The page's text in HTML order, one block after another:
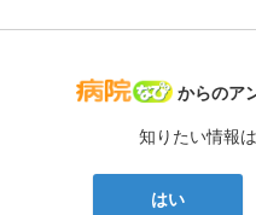
病院なび
からのア
知りたい情報
はい